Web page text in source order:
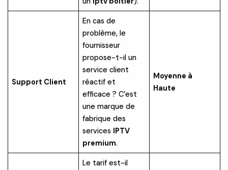
Support Client
En cas de
problème, le
fournisseur
propose-t-il un
service client
réactif et
efficace ? C’est
une marque de
fabrique des
services IPTV
premium.
Moyenne à
Haute
Le tarif est-il